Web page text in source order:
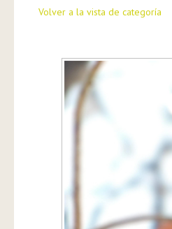
Volver a la vista de categoría